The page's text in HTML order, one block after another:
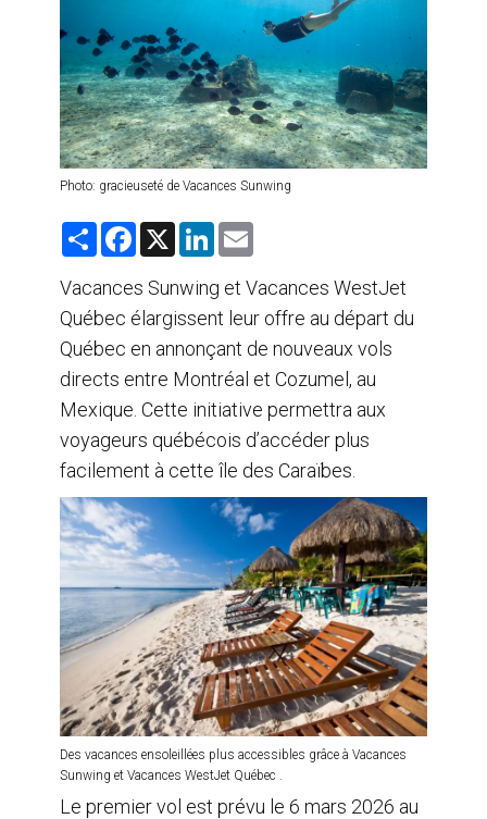
FORMATION & RESSOURCES
Photo: gracieuseté de Vacances Sunwing
S
r
e
F
e
b
o
k
X
L
k
e
d
n
i
Vacances Sunwing et Vacances WestJet
Québec élargissent leur offre au départ du
Québec en annonçant de nouveaux vols
directs entre Montréal et Cozumel, au
Mexique. Cette initiative permettra aux
voyageurs québécois d’accéder plus
facilement à cette île des Caraïbes.
Des vacances ensoleillées plus accessibles grâce à Vacances
Sunwing et Vacances WestJet Québec .
Le premier vol est prévu le 6 mars 2026 au